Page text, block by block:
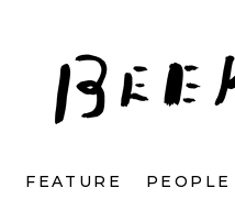
FEATURE PEOPLE